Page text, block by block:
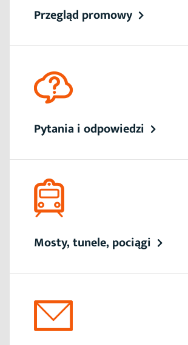
Przegląd promowy
Pytania i odpowiedzi
Mosty, tunele, pociągi